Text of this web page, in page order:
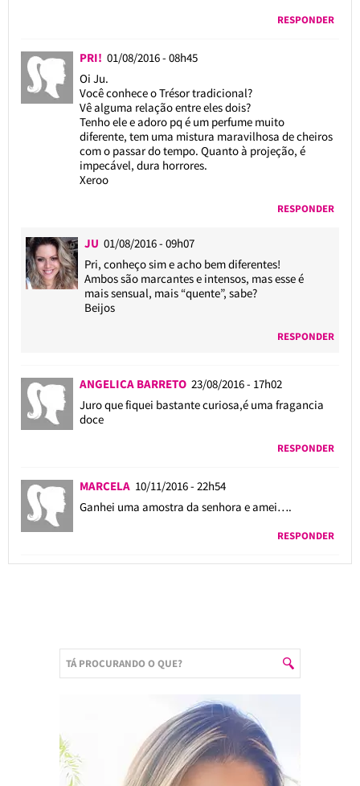
RESPONDER
PRI! 01/08/2016 - 08h45
Oi Ju.
Você conhece o Trésor tradicional?
Vê alguma relação entre eles dois?
Tenho ele e adoro pq é um perfume muito
diferente, tem uma mistura maravilhosa de cheiros
com o passar do tempo. Quanto à projeção, é
impecável, dura horrores.
Xeroo
RESPONDER
JU 01/08/2016 - 09h07
Pri, conheço sim e acho bem diferentes!
Ambos são marcantes e intensos, mas esse é
mais sensual, mais “quente”, sabe?
Beijos
RESPONDER
ANGELICA BARRETO 23/08/2016 - 17h02
Juro que fiquei bastante curiosa,é uma fragancia
doce
RESPONDER
MARCELA 10/11/2016 - 22h54
Ganhei uma amostra da senhora e amei….
RESPONDER